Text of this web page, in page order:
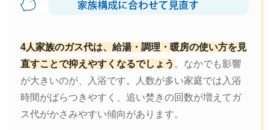
4人家族のガス代は、給湯・調理・暖房の使い方を見
直すことで抑えやすくなるでしょう 。なかでも影響
が大きいのが、入浴です。人数が多い家庭では入浴
時間がばらつきやすく、追い焚きの回数が増えてガ
ス代がかさみやすい傾向があります。